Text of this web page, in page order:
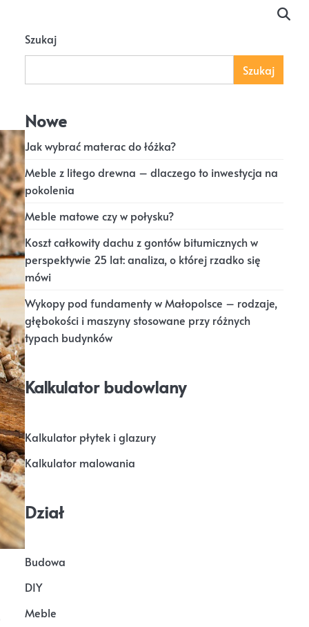
Szukaj
Szukaj
Nowe
Jak wybrać materac do łóżka?
Meble z litego drewna – dlaczego to inwestycja na
pokolenia
Meble matowe czy w połysku?
Koszt całkowity dachu z gontów bitumicznych w
perspektywie 25 lat: analiza, o której rzadko się
mówi
Wykopy pod fundamenty w Małopolsce – rodzaje,
głębokości i maszyny stosowane przy różnych
typach budynków
Kalkulator budowlany
Kalkulator płytek i glazury
Kalkulator malowania
Dział
Budowa
DIY
Meble